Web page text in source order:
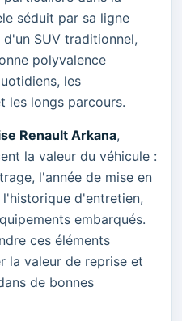
séduit par sa ligne
SUV traditionnel,
polyvalence
les
les longs parcours.
Renault Arkana,
la valeur du véhicule :
l'année de mise en
d'entretien,
embarqués.
ces éléments
la valeur de reprise et
de bonnes